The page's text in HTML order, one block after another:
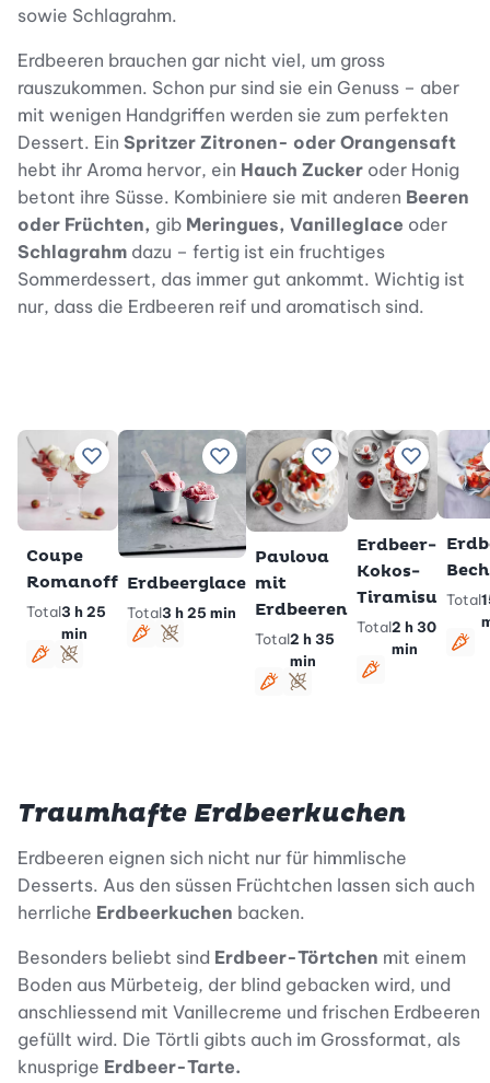
sowie Schlagrahm.
Erdbeeren brauchen gar nicht viel, um gross
rauszukommen. Schon pur sind sie ein Genuss – aber
mit wenigen Handgriffen werden sie zum perfekten
Dessert. Ein Spritzer Zitronen- oder Orangensaft
hebt ihr Aroma hervor, ein Hauch Zucker oder Honig
betont ihre Süsse. Kombiniere sie mit anderen Beeren
oder Früchten, gib Meringues, Vanilleglace oder
Schlagrahm dazu – fertig ist ein fruchtiges
Sommerdessert, das immer gut ankommt. Wichtig ist
nur, dass die Erdbeeren reif und aromatisch sind.
Zu Lieblingsrezepten hinzufügen
Coupe
Romanoff
Total3 h 25
min
vegetarisch
glutenfrei
Zu Lieblingsrezepten hinzufügen
Erdbeerglace
Total3 h 25 min
vegetarisch
glutenfrei
Zu Lieblingsrezepten
Pavlova
mit
Erdbeeren
Total2 h 35
min
vegetarisch
glutenfrei
Zu
Erdbeer-
Kokos-
Tiramisu
Total2 h 30
min
vegetarisch
Total
Traumhafte Erdbeerkuchen
Erdbeeren eignen sich nicht nur für himmlische
Desserts. Aus den süssen Früchtchen lassen sich auch
herrliche Erdbeerkuchen backen.
Besonders beliebt sind Erdbeer-Törtchen mit einem
Boden aus Mürbeteig, der blind gebacken wird, und
anschliessend mit Vanillecreme und frischen Erdbeeren
gefüllt wird. Die Törtli gibts auch im Grossformat, als
knusprige Erdbeer-Tarte.